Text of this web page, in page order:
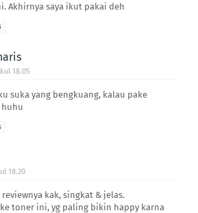
Akhirnya saya ikut pakai deh
18.05
suka yang bengkuang, kalau pake
18.20
kak, singkat & jelas.
toner ini, yg paling bikin happy karna